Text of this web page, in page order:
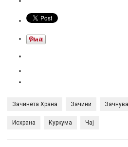
Зачинета Храна Зачини
Исхрана Куркума Чај